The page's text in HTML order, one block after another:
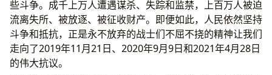
些斗争。成千上万人遭遇谋杀、失踪和监禁，上百万人被迫
流离失所、被放逐、被征收财产。即便如此，人民依然坚持
斗争和抵抗，正是永不放弃的战士们不屈不挠的精神让我们
走向了2019年11月21日、2020年9月9日和2021年4月28日
的伟大抗议。